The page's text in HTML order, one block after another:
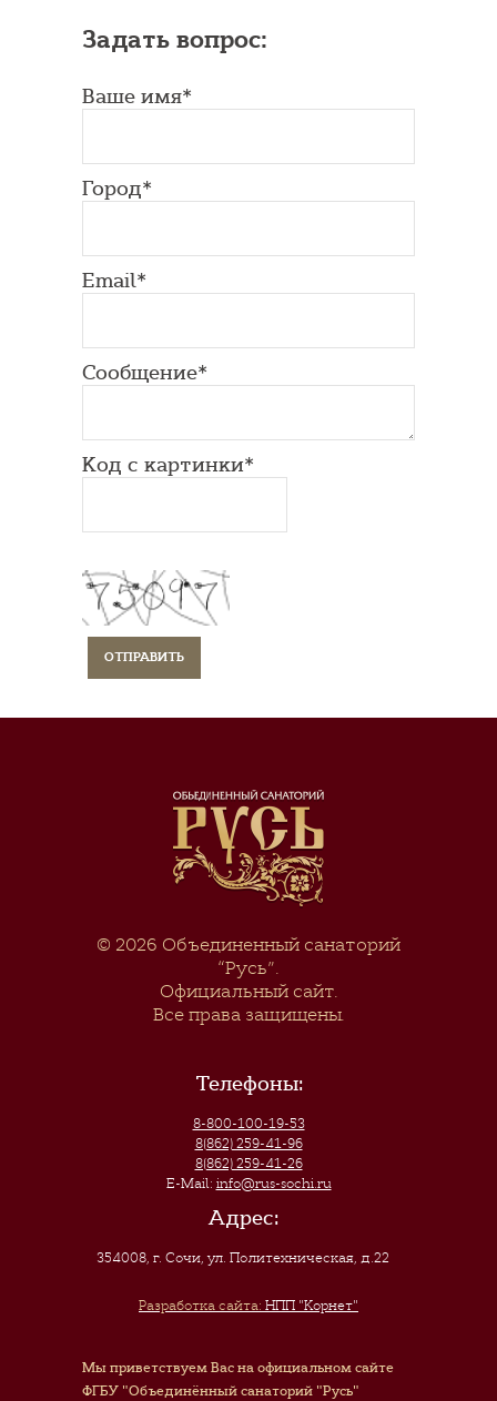
Задать вопрос:
Ваше имя*
Город*
Email*
Сообщение*
Код с картинки*
© 2026 Объединенный санаторий
“Русь”.
Официальный сайт.
Все права защищены.
Телефоны:
8-800-100-19-53
8(862) 259-41-96
8(862) 259-41-26
E-Mail: info@rus-sochi.ru
Адрес:
354008, г. Сочи,ул. Политехническая, д.22
Разработка сайта: НПП "Корнет"
Мы приветствуем Вас на официальном сайте
ФГБУ "Объединённый санаторий "Русь"